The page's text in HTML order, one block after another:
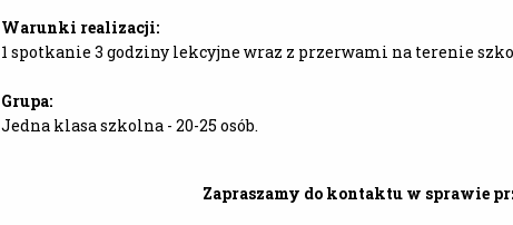
Warunki realizacji:
1 spotkanie 3 godziny lekcyjne wraz z przerwami na terenie
Grupa:
Jedna klasa szkolna - 20-25 osób.
Zapraszamy do kontaktu w sprawie